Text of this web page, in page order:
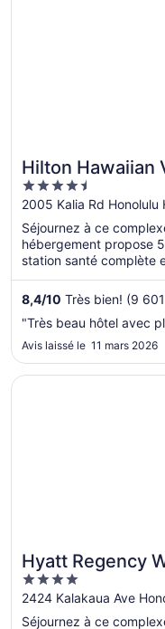
Hilton Hawaiian
Resort
4.5
out
of
5
2005 Kalia Rd Honolulu
Séjournez à ce
hébergement propose
station santé complète
nos clients font l’éloge
serviable. Deux
Royal Hawaiian Center,
8,4/10 Très bien! (9
"Très beau hôtel avec
Avis laissé le 11 mars 2026
Hyatt Regency
Spa
4
out
of
2424 Kalakaua Ave
Séjournez à ce
S’ouvre dans une
Hyatt Regency Waikiki